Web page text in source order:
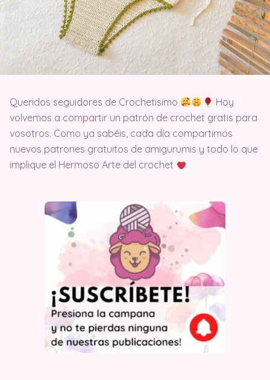
Queridos seguidores de Crochetisimo
Hoy
volvemos a compartir un patrón de crochet gratis para
vosotros. Como ya sabéis, cada día compartimos
nuevos patrones gratuitos de amigurumis y todo lo que
implique el Hermoso Arte del crochet